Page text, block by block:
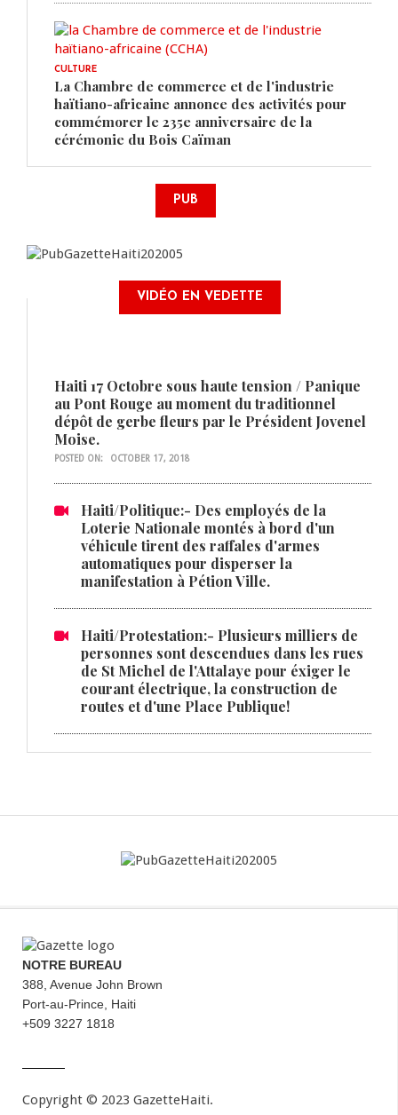
CULTURE
La Chambre de commerce et de l'industrie
haïtiano-africaine annonce des activités pour
commémorer le 235e anniversaire de la
cérémonie du Bois Caïman
PUB
VIDÉO EN VEDETTE
Haiti 17 Octobre sous haute tension / Panique
au Pont Rouge au moment du traditionnel
dépôt de gerbe fleurs par le Président Jovenel
Moise.
POSTED ON: OCTOBER 17, 2018
Haiti/Politique:- Des employés de la
Loterie Nationale montés à bord d'un
véhicule tirent des raffales d'armes
automatiques pour disperser la
manifestation à Pétion Ville.
Haiti/Protestation:- Plusieurs milliers de
personnes sont descendues dans les rues
de St Michel de l'Attalaye pour éxiger le
courant électrique, la construction de
routes et d'une Place Publique!
NOTRE BUREAU
388, Avenue John Brown
Port-au-Prince, Haiti
+509 3227 1818
Copyright © 2023 GazetteHaiti.